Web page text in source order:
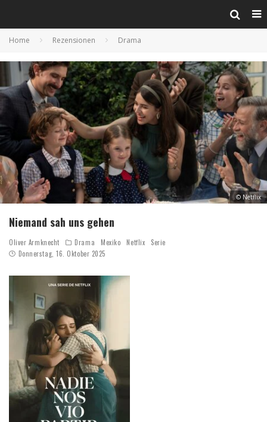
Home Rezensionen Drama
© Netflix
Niemand sah uns gehen
Oliver Armknecht Drama Mexiko Netflix
Serie
Donnerstag, 16. Oktober 2025